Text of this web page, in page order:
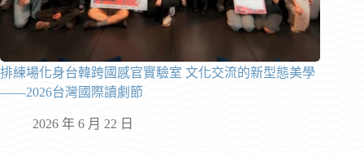
排練場化身台韓跨國感官實驗室 文化交流的新型態美學
——2026台灣國際讀劇節
2026 年 6 月 22 日